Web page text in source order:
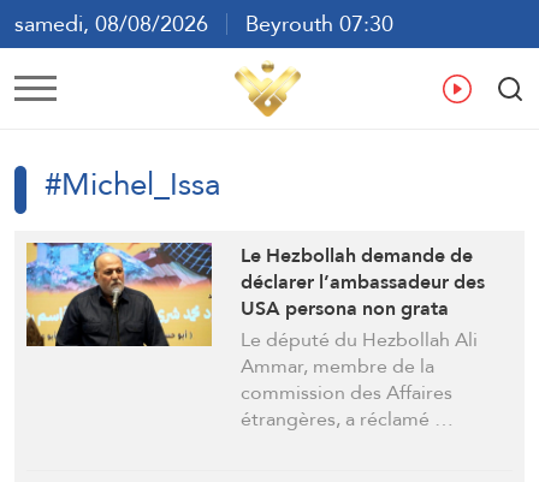
samedi, 08/08/2026
Beyrouth 07:30
ع
#Michel_Issa
Le Hezbollah demande de
déclarer l’ambassadeur des
USA persona non grata
Le député du Hezbollah Ali
Ammar, membre de la
commission des Affaires
étrangères, a réclamé …